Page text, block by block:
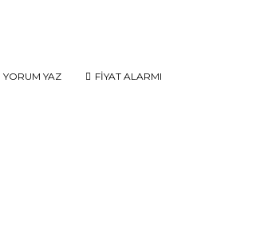
YORUM YAZ FİYAT ALARMI